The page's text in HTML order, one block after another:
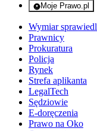
Moje Prawo.pl
-
Wymiar
Prawnicy
Prokuratura
Policja
Rynek
Strefa aplikanta
LegalTech
Sędziowie
E-doręczenia
Prawo na Oko